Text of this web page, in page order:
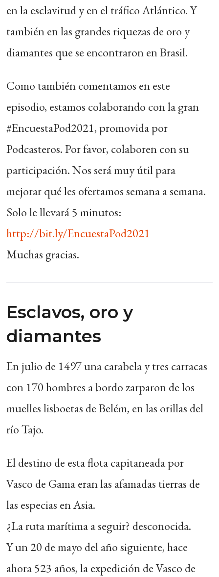
en la esclavitud y en el tráfico Atlántico. Y
también en las grandes riquezas de oro y
diamantes que se encontraron en Brasil.
Como también comentamos en este
episodio, estamos colaborando con la gran
#EncuestaPod2021, promovida por
Podcasteros. Por favor, colaboren con su
participación. Nos será muy útil para
mejorar qué les ofertamos semana a semana.
Solo le llevará 5 minutos:
http://bit.ly/EncuestaPod2021
Muchas gracias.
Esclavos, oro y
diamantes
En julio de 1497 una carabela y tres carracas
con 170 hombres a bordo zarparon de los
muelles lisboetas de Belém, en las orillas del
río Tajo.
El destino de esta flota capitaneada por
Vasco de Gama eran las afamadas tierras de
las especias en Asia.
¿La ruta marítima a seguir? desconocida.
Y un 20 de mayo del año siguiente, hace
ahora 523 años, la expedición de Vasco de